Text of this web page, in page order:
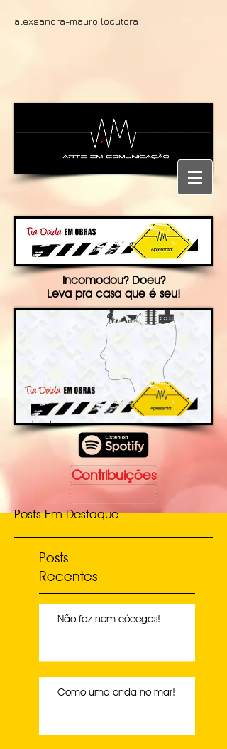
alexsandra-mauro locutora
Incomodou? Doeu?
Leva pra casa que é seu!
Contribuições
Posts Em Destaque
Posts
Recentes
Não faz nem cócegas!
Como uma onda no mar!